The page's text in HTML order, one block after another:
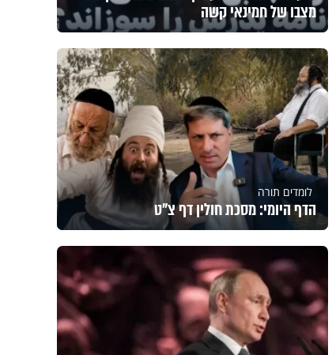
מצבו של חמינאי קשה
לומדים תורה
הדף היומי: מסכת חולין דף צ"ט